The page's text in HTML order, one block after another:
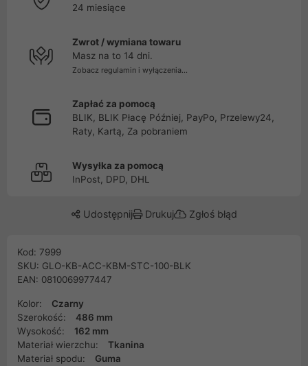
24 miesiące
Zwrot / wymiana towaru
Masz na to 14 dni.
Zobacz regulamin i wyłączenia...
Zapłać za pomocą
BLIK, BLIK Płacę Później, PayPo, Przelewy24,
Raty, Kartą, Za pobraniem
Wysyłka za pomocą
InPost, DPD, DHL
Udostępnij Drukuj Zgłoś błąd
Kod: 7999
SKU: GLO-KB-ACC-KBM-STC-100-BLK
EAN: 0810069977447
Kolor:
Czarny
Szerokość:
486 mm
Wysokość:
162 mm
Materiał wierzchu:
Tkanina
Materiał spodu:
Guma